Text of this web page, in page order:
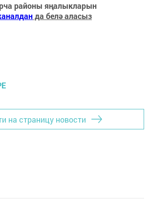
районы яңалыкларын
да белә аласыз
на страницу новости